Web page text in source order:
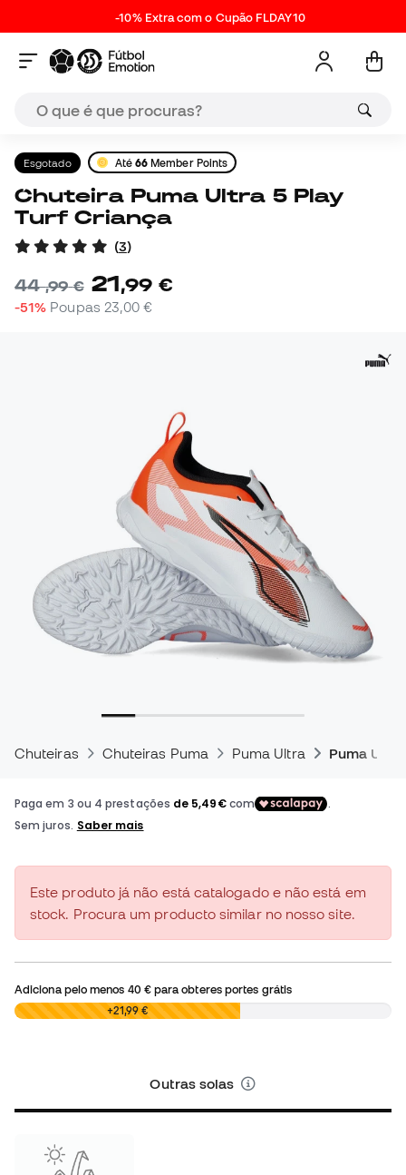
-10% Extra com o Cupão FLDAY10
Esgotado Até 66 Member Points
Chuteira Puma Ultra 5 Play
Turf Criança
(3)
44,99 € 21,99 €
-51% Poupas 23,00 €
Chuteiras Chuteiras Puma Puma Ultra Puma
Este produto já não está catalogado e não está em
stock. Procura um producto similar no nosso site.
Adiciona pelo menos 40 €para obteres portes grátis
0,00 € +21,99 €
Outras solas